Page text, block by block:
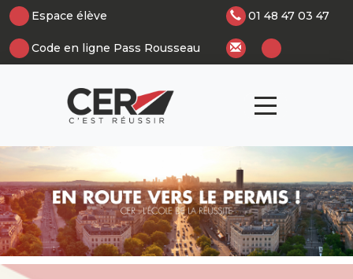
Panneau de gestion des cookies
Espace élève
Code en ligne Pass Rousseau
01 48 47 03 47